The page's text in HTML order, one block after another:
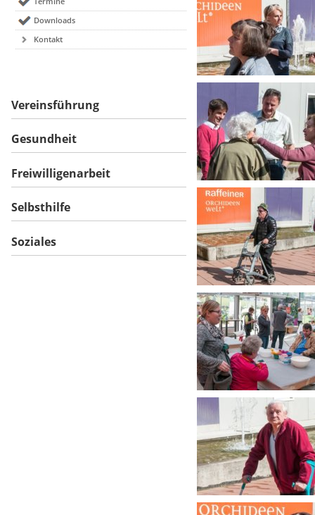
Downloads
Kontakt
Vereinsführung
Gesundheit
Freiwilligenarbeit
Selbsthilfe
Soziales